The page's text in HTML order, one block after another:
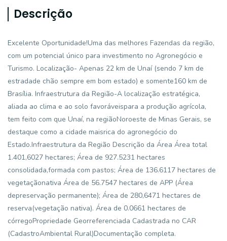
Descrição
Excelente Oportunidade!Uma das melhores Fazendas da região,
com um potencial único para investimento no Agronegócio e
Turismo. Localização- Apenas 22 km de Unaí (sendo 7 km de
estradade chão sempre em bom estado) e somente160 km de
Brasília. Infraestrutura da Região-A localização estratégica,
aliada ao clima e ao solo favoráveispara a produção agrícola,
tem feito com que Unaí, na regiãoNoroeste de Minas Gerais, se
destaque como a cidade maisrica do agronegócio do
Estado.Infraestrutura da Região Descrição da Área Área total
1.401,6027 hectares; Área de 927.5231 hectares
consolidada,formada com pastos; Área de 136.6117 hectares de
vegetaçãonativa Área de 56.7547 hectares de APP (Área
depreservação permanente); Área de 280,6471 hectares de
reserva(vegetação nativa). Área de 0.0661 hectares de
córregoPropriedade Georreferenciada Cadastrada no CAR
(CadastroAmbiental Rural)Documentação completa.